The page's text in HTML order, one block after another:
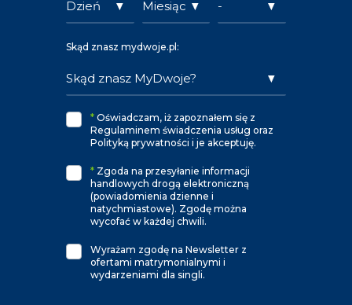
Skąd znasz mydwoje.pl:
* Oświadczam, iż zapoznałem się z
Regulaminem świadczenia usług oraz
Polityką prywatności i je akceptuję.
* Zgoda na przesyłanie informacji
handlowych drogą elektroniczną
(powiadomienia dzienne i
natychmiastowe). Zgodę można
wycofać w każdej chwili.
Wyrażam zgodę na Newsletter z
ofertami matrymonialnymi i
wydarzeniami dla singli.